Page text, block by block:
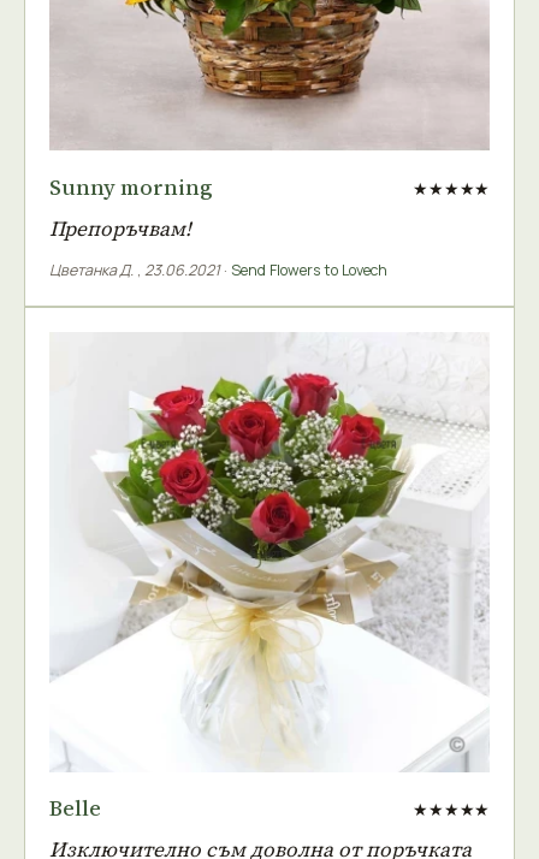
Sunny morning ★★★★★
Препоръчвам!
Цветанка Д. , 23.06.2021· Send Flowers to Lovech
Belle ★★★★★
Изключително съм доволна от поръчката